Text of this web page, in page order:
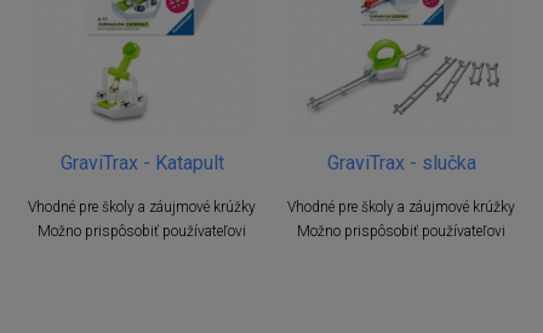
GraviTrax - Katapult
Vhodné pre školy a záujmové krúžky
Možno prispôsobiť používateľovi
GraviTrax - slučka
Vhodné pre školy a záujmové krúžky
Možno prispôsobiť používateľovi